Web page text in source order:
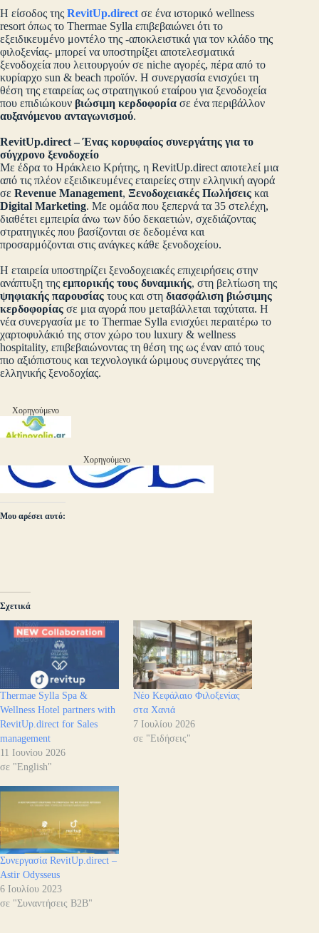
Η είσοδος της RevitUp.direct σε ένα ιστορικό wellness
resort όπως το Thermae Sylla επιβεβαιώνει ότι το
εξειδικευμένο μοντέλο της -αποκλειστικά για τον κλάδο της
φιλοξενίας- μπορεί να υποστηρίξει αποτελεσματικά
ξενοδοχεία που λειτουργούν σε niche αγορές, πέρα από το
κυρίαρχο sun & beach προϊόν. Η συνεργασία ενισχύει τη
θέση της εταιρείας ως στρατηγικού εταίρου για ξενοδοχεία
που επιδιώκουν βιώσιμη κερδοφορία σε ένα περιβάλλον
αυξανόμενου ανταγωνισμού.
RevitUp.direct – Ένας κορυφαίος συνεργάτης για το
σύγχρονο ξενοδοχείο
Με έδρα το Ηράκλειο Κρήτης, η RevitUp.direct αποτελεί μια
από τις πλέον εξειδικευμένες εταιρείες στην ελληνική αγορά
σε Revenue Management, Ξενοδοχειακές Πωλήσεις και
Digital Marketing. Με ομάδα που ξεπερνά τα 35 στελέχη,
διαθέτει εμπειρία άνω των δύο δεκαετιών, σχεδιάζοντας
στρατηγικές που βασίζονται σε δεδομένα και
προσαρμόζονται στις ανάγκες κάθε ξενοδοχείου.
Η εταιρεία υποστηρίζει ξενοδοχειακές επιχειρήσεις στην
ανάπτυξη της εμπορικής τους δυναμικής, στη βελτίωση της
ψηφιακής παρουσίας τους και στη διασφάλιση βιώσιμης
κερδοφορίας σε μια αγορά που μεταβάλλεται ταχύτατα. Η
νέα συνεργασία με το Thermae Sylla ενισχύει περαιτέρω το
χαρτοφυλάκιό της στον χώρο του luxury & wellness
hospitality, επιβεβαιώνοντας τη θέση της ως έναν από τους
πιο αξιόπιστους και τεχνολογικά ώριμους συνεργάτες της
ελληνικής ξενοδοχίας.
Χορηγούμενο
Χορηγούμενο
Μου αρέσει αυτό:
Σχετικά
Thermae Sylla Spa &
Wellness Hotel partners with
RevitUp.direct for Sales
management
11 Ιουνίου 2026
σε "English"
Νέο Κεφάλαιο Φιλοξενίας
στα Χανιά
7 Ιουλίου 2026
σε "Ειδήσεις"
Συνεργασία RevitUp.direct –
Astir Odysseus
6 Ιουλίου 2023
σε "Συναντήσεις B2B"